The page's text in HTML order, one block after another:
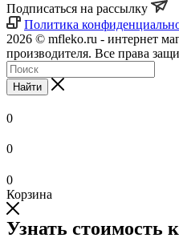
Подписаться на рассылку
Политика
2026 © mfleko.ru - интернет
производителя. Все права
Найти
0
0
0
Корзина
Узнать стоимость